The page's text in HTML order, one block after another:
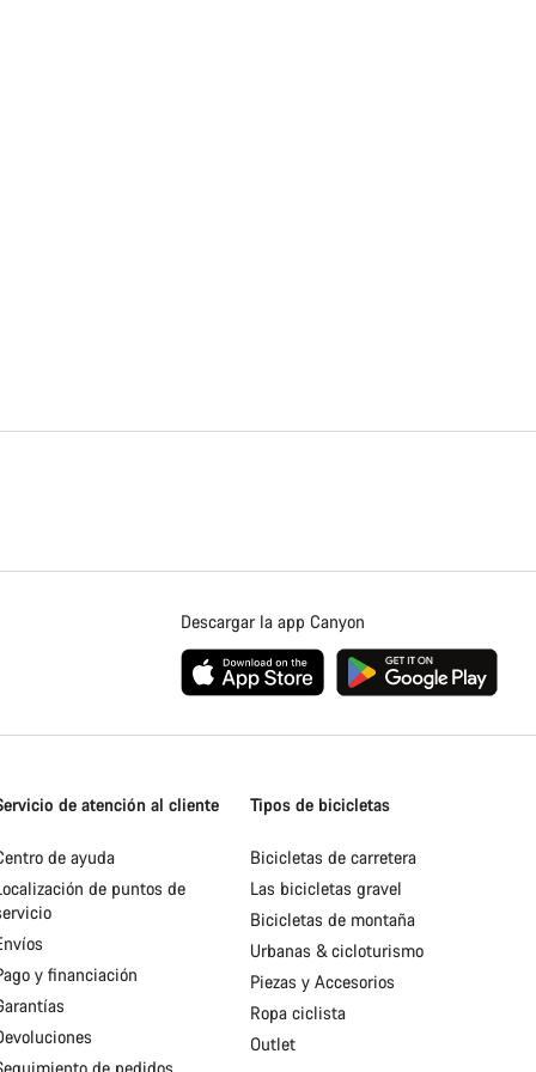
Descargar la app Canyon
de atención al cliente
de ayuda
de puntos de
y financiación
Tipos de bicicletas
Bicicletas de carretera
Las bicicletas gravel
Bicicletas de montaña
Urbanas & cicloturismo
Piezas y Accesorios
Ropa ciclista
Outlet